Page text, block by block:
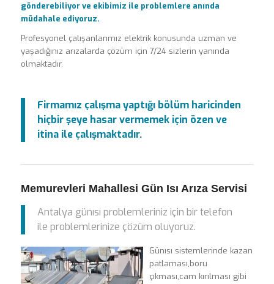
gönderebiliyor ve ekibimiz ile problemlere anında
müdahale ediyoruz.
Profesyonel çalışanlarımız elektrik konusunda uzman ve
yaşadığınız arızalarda çözüm için 7/24 sizlerin yanında
olmaktadır.
Firmamız çalışma yaptığı bölüm haricinden
hiçbir şeye hasar vermemek için özen ve
itina ile çalışmaktadır.
Memurevleri Mahallesi Gün Isı Arıza Servisi
Antalya günısı problemleriniz için bir telefon
ile problemlerinize çözüm oluyoruz.
Günısı sistemlerinde kazan
patlaması,boru
çıkması,cam kırılması gibi